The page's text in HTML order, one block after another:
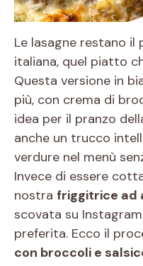
Le lasagne restano il
italiana, quel piatto
Questa versione in
più, con crema di
idea per il pranzo
anche un trucco
verdure nel menù
Invece di essere
nostra friggitrice ad
scovata su
preferita. Ecco il
con broccoli e